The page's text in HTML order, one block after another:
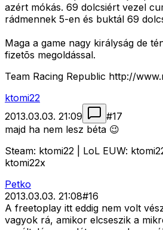
azért mókás. 69 dolcsiért vezel
rádmennek 5-en és buktál 69
Maga a game nagy királyság de
fizetõs megoldással.
Team Racing Republic http://
ktomi22
2013.03.03. 21:09
#17
majd ha nem lesz béta 😉
Steam: ktomi22 | LoL EUW:
ktomi22x
Petko
2013.03.03. 21:08#16
A freetoplay itt eddig nem volt
vagyok rá, amikor elcseszik a